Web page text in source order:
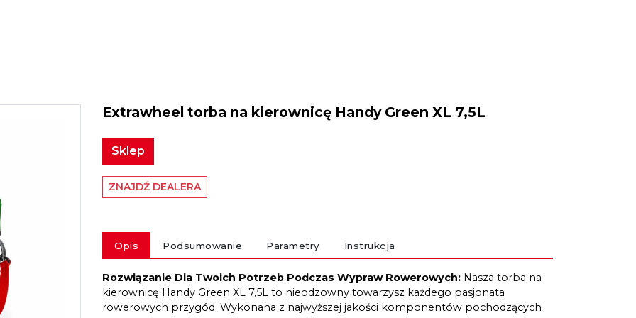
Extrawheel torba na kierownicę Handy Green XL 7,5L
Sklep
ZNAJDŹ DEALERA
Opis Podsumowanie Parametry Instrukcja
Rozwiązanie Dla Twoich Potrzeb Podczas Wypraw Rowerowych: Nasza torba na
kierownicę Handy Green XL 7,5L to nieodzowny towarzysz każdego pasjonata
rowerowych przygód. Wykonana z najwyższej jakości komponentów pochodzących